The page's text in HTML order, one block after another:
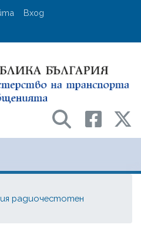
Премини
Вход
транспорта
радиочестотен